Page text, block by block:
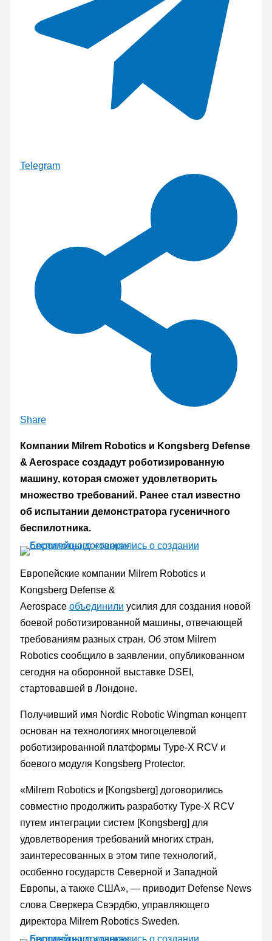
Telegram
Share
Компании Milrem Robotics и Kongsberg Defense
& Aerospace создадут роботизированную
машину, которая сможет удовлетворить
множество требований. Ранее стал известно
об испытании демонстратора гусеничного
беспилотника.
Европейские компании Milrem Robotics и
Kongsberg Defense &
Aerospace объединили усилия для создания новой
боевой роботизированной машины, отвечающей
требованиям разных стран. Об этом Milrem
Robotics сообщило в заявлении, опубликованном
сегодня на оборонной выставке DSEI,
стартовавшей в Лондоне.
Получивший имя Nordic Robotic Wingman концепт
основан на технологиях многоцелевой
роботизированной платформы Type-X RCV и
боевого модуля Kongsberg Protector.
«Milrem Robotics и [Kongsberg] договорились
совместно продолжить разработку Type-X RCV
путем интеграции систем [Kongsberg] для
удовлетворения требований многих стран,
заинтересованных в этом типе технологий,
особенно государств Северной и Западной
Европы, а также США», — приводит Defense News
слова Сверкера Свэрдбю, управляющего
директора Milrem Robotics Sweden.